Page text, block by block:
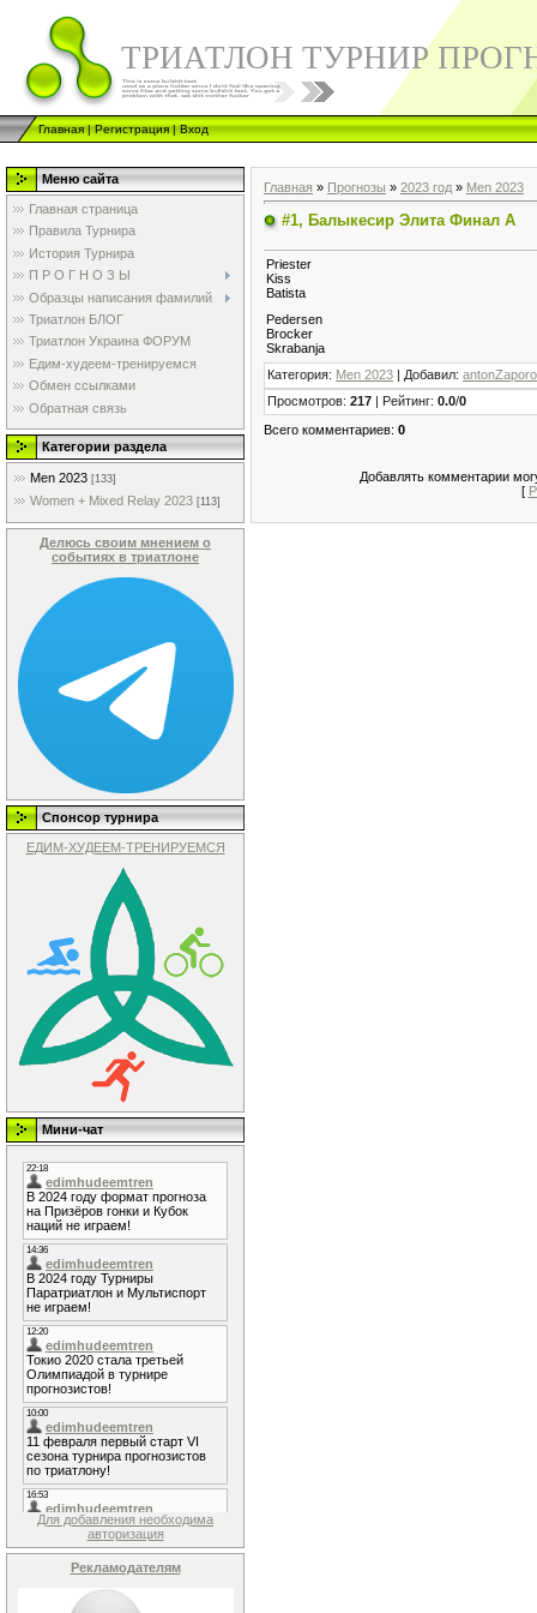
ТРИАТЛОН ТУРНИР
Главная|Регистрация|Вход
Меню сайта
Главная страница
Правила Турнира
История Турнира
П Р О Г Н О З Ы
Образцы написания фамилий
Триатлон БЛОГ
Триатлон Украина ФОРУМ
Едим-худеем-тренируемся
Обмен ссылками
Обратная связь
Категории раздела
Men 2023 [133]
Women + Mixed Relay 2023 [113]
Делюсь своим мнением о
событиях в триатлоне
Спонсор турнира
ЕДИМ-ХУДЕЕМ-ТРЕНИРУЕМСЯ
Мини-чат
Для добавления необходима
авторизация
Рекламодателям
Главная » Прогнозы » 2023 год » Men 2023
#1, Балыкесир Элита Финал А
Priester
Kiss
Batista
Pedersen
Brocker
Skrabanja
Категория: Men 2023 | Добавил:
Просмотров: 217 | Рейтинг: 0.0/0
Всего комментариев: 0
Добавлять комментарии
[